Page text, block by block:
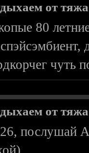
от
80
чуть
от
послушай